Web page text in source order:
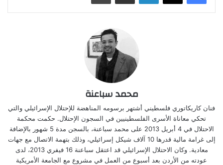
محمد سباعنة
فنان كاريكاتوري فلسطيني أشتهر برسومه المناهضة للإحتلال الإسرائيلي والتي
تحكي معاناة الأسرى الفلسطينيين في السجون الإحتلال. حكمت محكمة
الاحتلال في 4 أبريل 2013 على محمد سباعنة، بالسجن مدة 5 شهور بالإضافة
إلى غرامة مالية قدرها 10 آلاف شيكل إسرائيلي، وذلك بتهمة الاتصال مع جهات
معادية. وكان الاحتلال الإسرائيلي قد اعتقل سباعنة 16 فيفري 2013، لدى
عودته من الأردن بعد أسبوع من العمل في مشروع مع الجامعة الأمريكية